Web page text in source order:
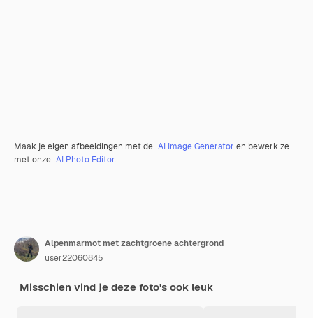
Maak je eigen afbeeldingen met de AI Image Generator en bewerk ze
met onze AI Photo Editor.
Alpenmarmot met zachtgroene achtergrond
user22060845
Misschien vind je deze foto's ook leuk